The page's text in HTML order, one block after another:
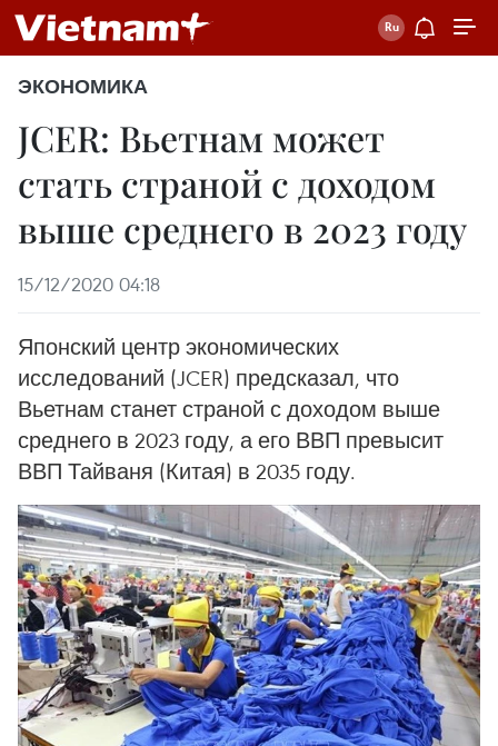
ЭКОНОМИКА
JCER: Вьетнам может
стать страной с доходом
выше среднего в 2023 году
15/12/2020 04:18
Японский центр экономических
исследований (JCER) предсказал, что
Вьетнам станет страной с доходом выше
среднего в 2023 году, а его ВВП превысит
ВВП Тайваня (Китая) в 2035 году.